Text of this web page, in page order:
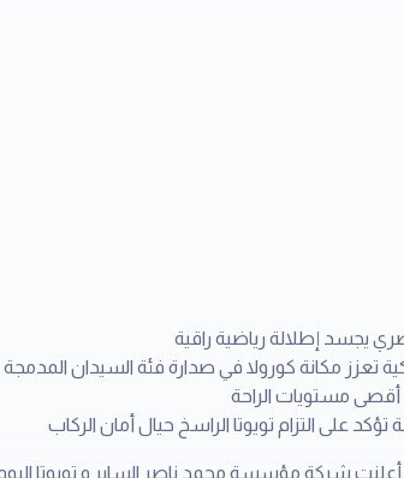
يجسد إطلالة رياضية راقية
تعزز مكانة كورولا في صدارة فئة السيدان المدمجة
أقصى مستويات الراحة
على التزام تويوتا الراسخ حيال أمان الركاب
3 ديسمبر 2013 – أعلنت شركة مؤسسة محمد ناصر الساير